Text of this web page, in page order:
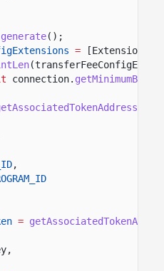
generate();
=
connection.
,
=